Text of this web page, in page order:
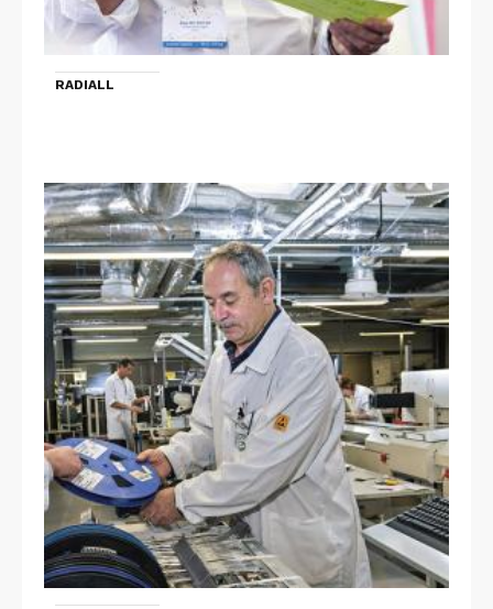
RADIALL